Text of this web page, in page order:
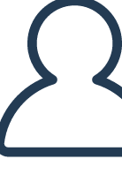
ציר